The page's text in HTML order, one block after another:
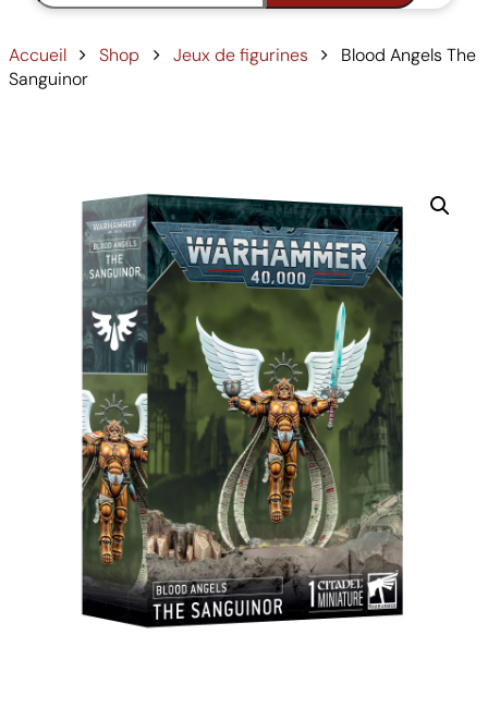
Accueil Shop Jeux de figurines
Blood Angels The
Sanguinor